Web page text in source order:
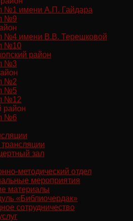
№1 имени А.П. Гайдара
№9
№4 имени В.В. Терешковой
№10
район
№3
№2
№5
№12
район
№6
зал
методический отдел
мероприятия
материалы
«Библиочердак»
сотрудничество